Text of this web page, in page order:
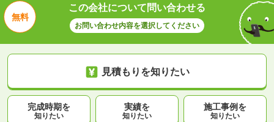
無料
この会社について問い合わせる
お問い合わせ内容を選択してください
見積もりを知りたい
完成時期を
知りたい
実績を
知りたい
施工事例を
知りたい